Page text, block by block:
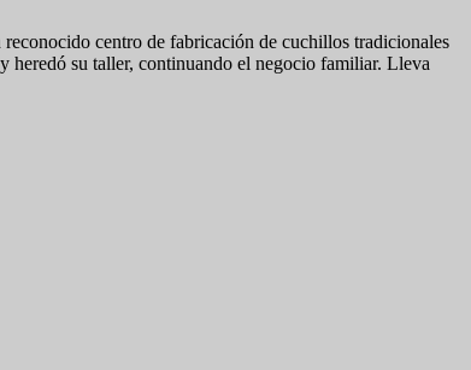
centro de fabricación de cuchillos tradicionales
heredó su taller, continuando el negocio familiar. Lleva